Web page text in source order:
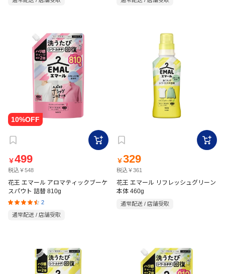
￥499
税込￥548
花王 エマール アロマティックブーケ
スパウト 詰替 810g
2
通常配送 / 店舗受取
￥329
税込￥361
花王 エマール リフレッシュグリーン
本体 460g
通常配送 / 店舗受取